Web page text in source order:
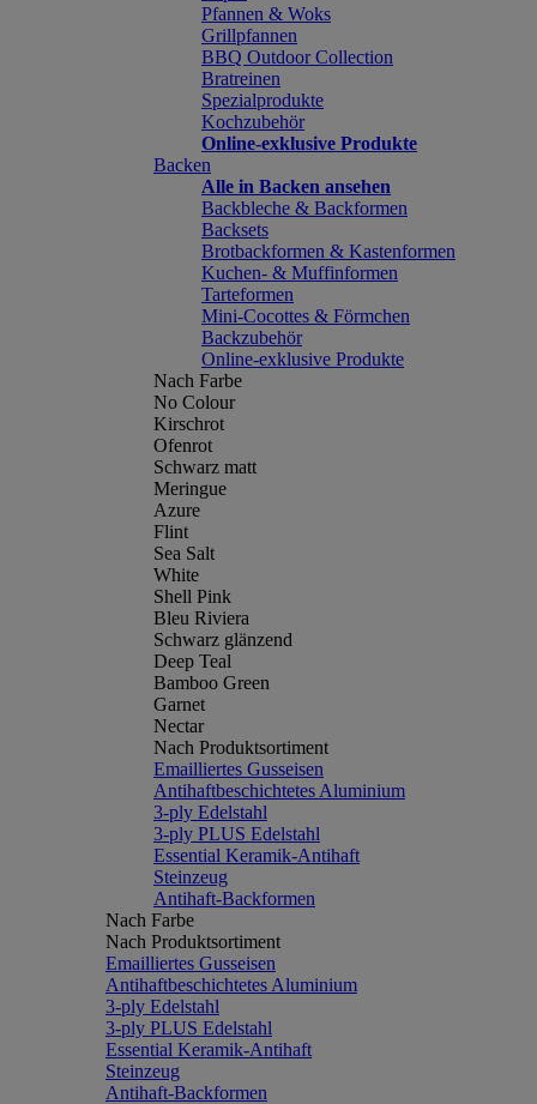
Pfannen & Woks
Grillpfannen
BBQ Outdoor Collection
Bratreinen
Spezialprodukte
Kochzubehör
Online-exklusive Produkte
Backen
Alle in Backen ansehen
Backbleche & Backformen
Backsets
Brotbackformen & Kastenformen
Kuchen- & Muffinformen
Tarteformen
Mini-Cocottes & Förmchen
Backzubehör
Online-exklusive Produkte
Nach Farbe
No Colour
Kirschrot
Ofenrot
Schwarz matt
Meringue
Azure
Flint
Sea Salt
White
Shell Pink
Bleu Riviera
Schwarz glänzend
Deep Teal
Bamboo Green
Garnet
Nectar
Nach Produktsortiment
Emailliertes Gusseisen
Antihaftbeschichtetes Aluminium
3-ply Edelstahl
3-ply PLUS Edelstahl
Essential Keramik-Antihaft
Steinzeug
Antihaft-Backformen
Nach Farbe
Nach Produktsortiment
Emailliertes Gusseisen
Antihaftbeschichtetes Aluminium
3-ply Edelstahl
3-ply PLUS Edelstahl
Essential Keramik-Antihaft
Steinzeug
Antihaft-Backformen